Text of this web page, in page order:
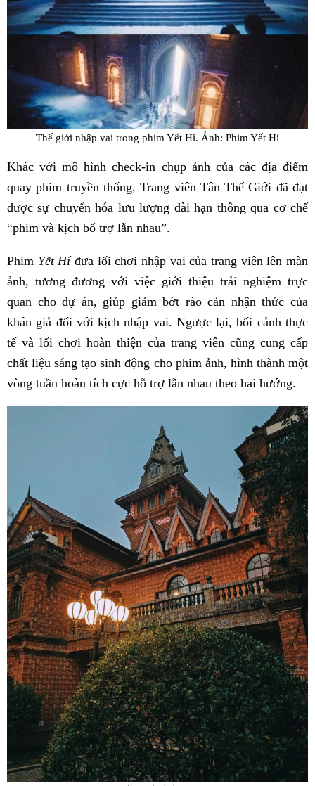
Thế giới nhập vai trong phim Yết Hí. Ảnh: Phim Yết Hí
Khác với mô hình check-in chụp ảnh của các địa điểm
quay phim truyền thống, Trang viên Tân Thế Giới đã đạt
được sự chuyển hóa lưu lượng dài hạn thông qua cơ chế
“phim và kịch bổ trợ lẫn nhau”.
Phim Yết Híđưa lối chơi nhập vai của trang viên lên màn
ảnh, tương đương với việc giới thiệu trải nghiệm trực
quan cho dự án, giúp giảm bớt rào cản nhận thức của
khán giả đối với kịch nhập vai. Ngược lại, bối cảnh thực
tế và lối chơi hoàn thiện của trang viên cũng cung cấp
chất liệu sáng tạo sinh động cho phim ảnh, hình thành một
vòng tuần hoàn tích cực hỗ trợ lẫn nhau theo hai hướng.